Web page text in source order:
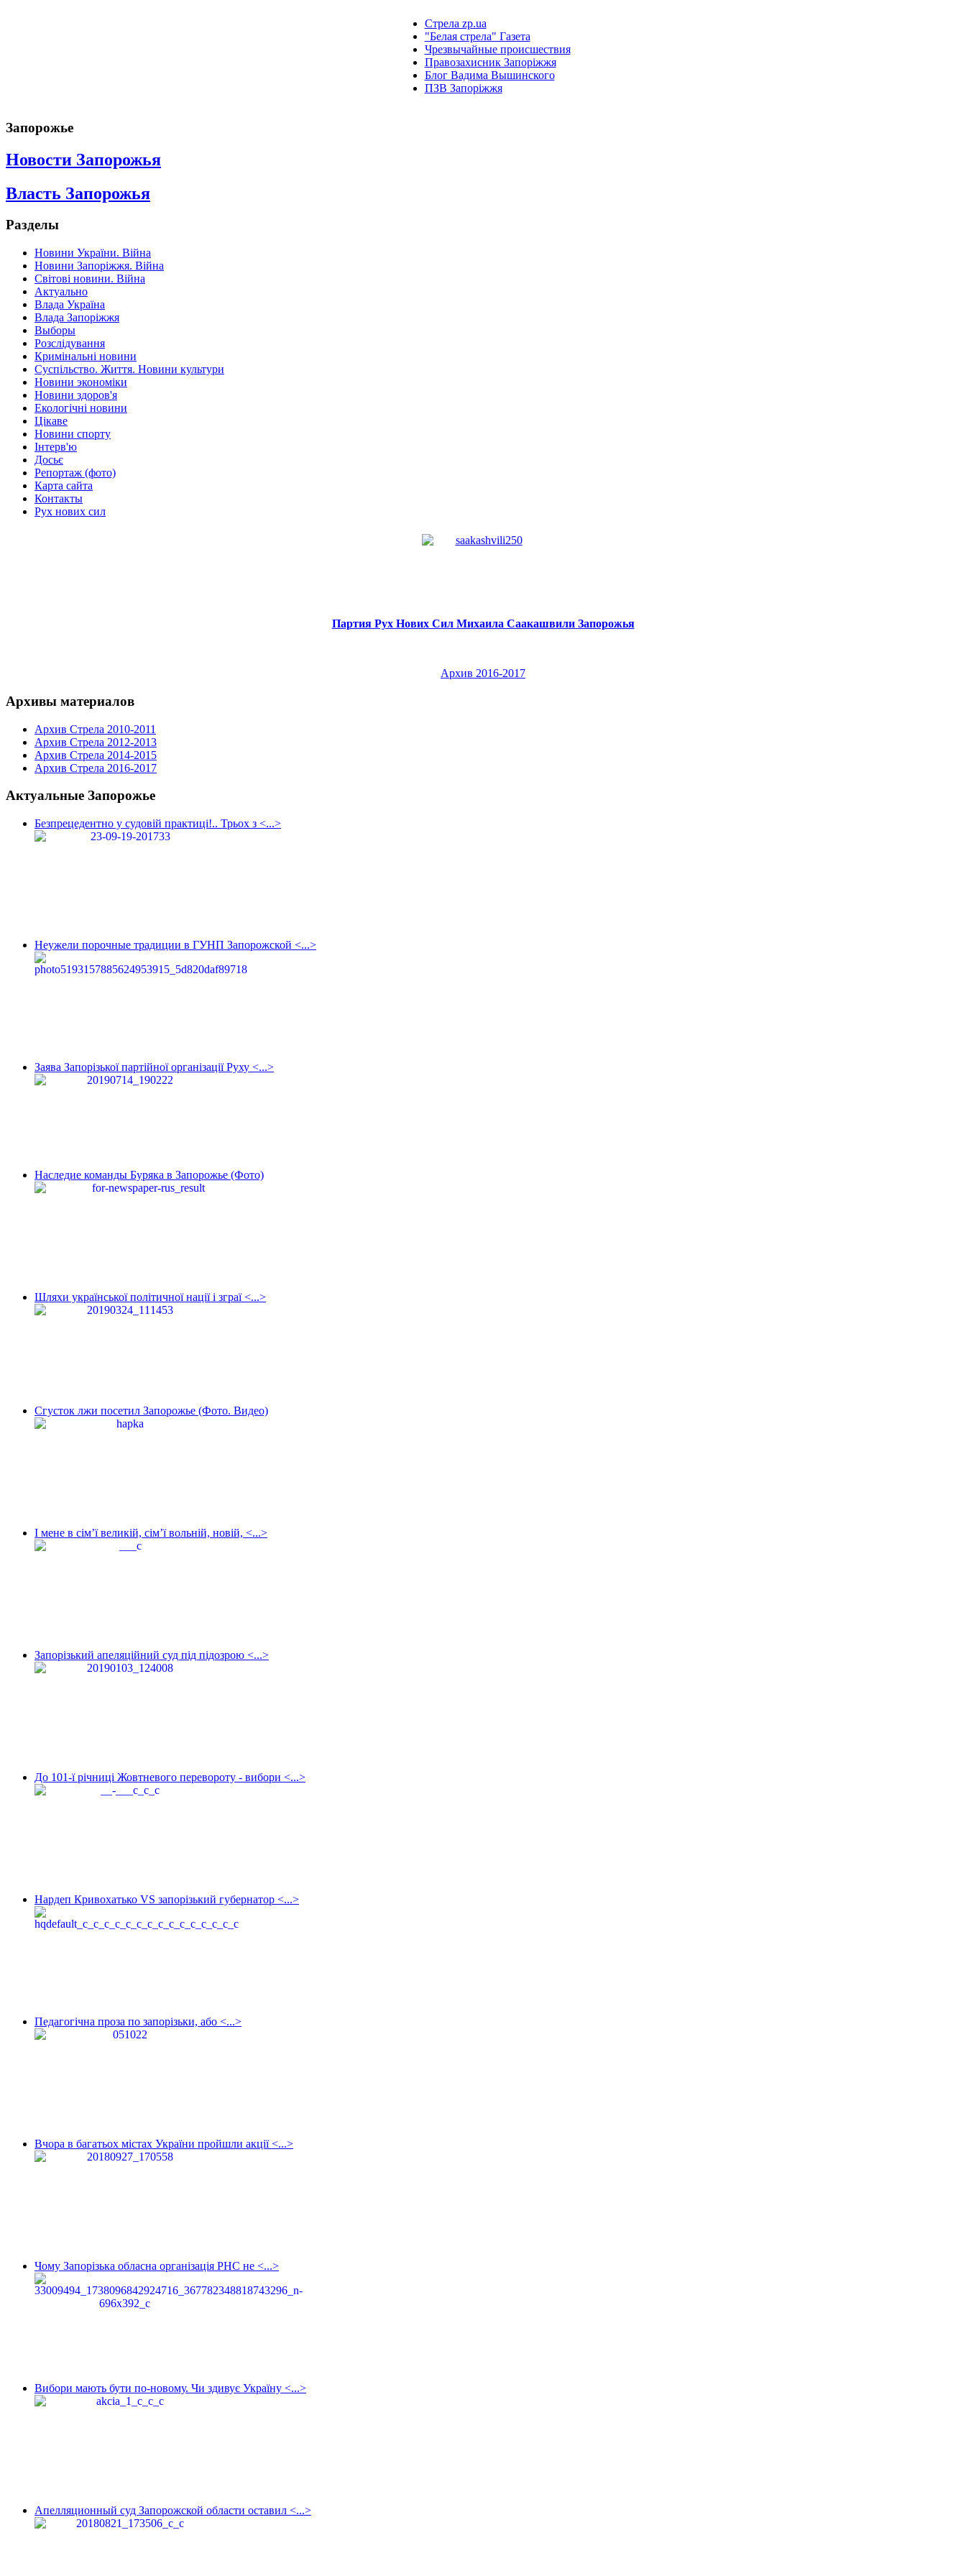
Стрела zp.ua
"Белая стрела" Газета
Чрезвычайные происшествия
Правозахисник Запоріжжя
Блог Вадима Вышинского
ПЗВ Запоріжжя
Запорожье
Новости Запорожья
Власть Запорожья
Разделы
Новини України. Війна
Новини Запоріжжя. Війна
Світові новини. Війна
Актуально
Влада Україна
Влада Запоріжжя
Выборы
Розслідування
Кримінальні новини
Суспільство. Життя. Новини культури
Новини экономіки
Новини здоров'я
Екологічні новини
Цікаве
Новини спорту
Інтерв'ю
Досьє
Репортаж (фото)
Карта сайта
Контакты
Рух нових сил
Партия Рух Нових Сил Михаила Саакашвили Запорожья
Архив 2016-2017
Архивы материалов
Архив Стрела 2010-2011
Архив Стрела 2012-2013
Архив Стрела 2014-2015
Архив Стрела 2016-2017
Актуальные Запорожье
Безпрецедентно у судовій практиці!.. Трьох з <...>
Неужели порочные традиции в ГУНП Запорожской <...>
Заява Запорізької партійної організації Руху <...>
Наследие команды Буряка в Запорожье (Фото)
Шляхи української політичної нації і зграї <...>
Сгусток лжи посетил Запорожье (Фото. Видео)
І мене в сім’ї великій, сім’ї вольній, новій, <...>
Запорізький апеляційний суд під підозрою <...>
До 101-ї річниці Жовтневого перевороту - вибори <...>
Нардеп Кривохатько VS запорізький губернатор <...>
Педагогічна проза по запорізьки, або <...>
Вчора в багатьох містах України пройшли акції <...>
Чому Запорізька обласна організація РНС не <...>
Вибори мають бути по-новому. Чи здивує Україну <...>
Апелляционный суд Запорожской области оставил <...>